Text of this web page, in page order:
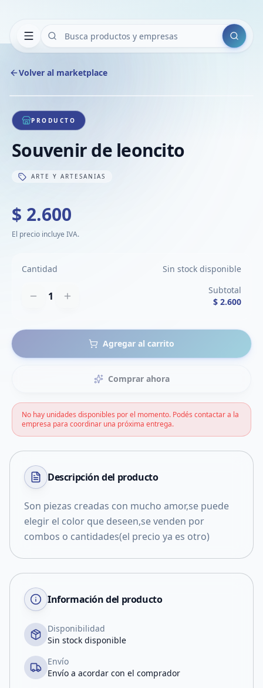
Buscar
Volver al marketplace
1/1
PRODUCTO
Souvenir de leoncito
ARTE Y ARTESANIAS
$ 2.600
El precio incluye IVA.
Cantidad Sin stock disponible
1
Subtotal
$ 2.600
Agregar al carrito
Comprar ahora
No hay unidades disponibles por el momento. Podés contactar a la
empresa para coordinar una próxima entrega.
Descripción del producto
Son piezas creadas con mucho amor,se puede
elegir el color que deseen,se venden por
combos o cantidades(el precio ya es otro)
Información del producto
Disponibilidad
Sin stock disponible
Envío
Envío a acordar con el comprador